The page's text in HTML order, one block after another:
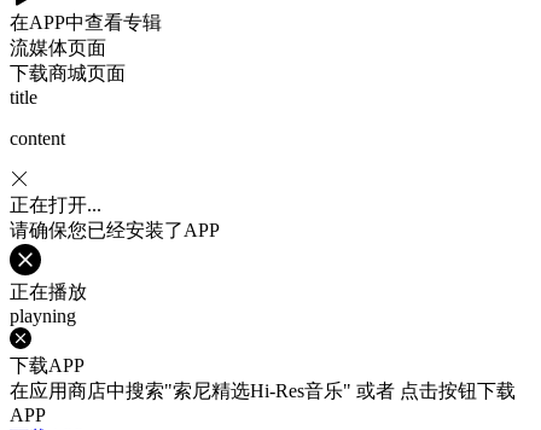
在APP中查看专辑
流媒体页面
下载商城页面
title
content
正在打开...
请确保您已经安装了APP
正在播放
playning
下载APP
在应用商店中搜索"索尼精选Hi-Res音乐" 或者 点击按钮下载
APP